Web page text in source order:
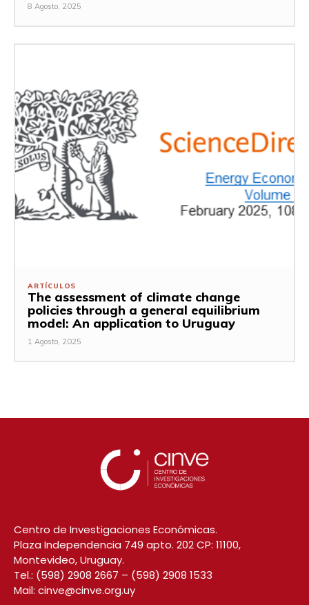
8 Agosto, 2025
ARTÍCULOS
The assessment of climate change
policies through a general equilibrium
model: An application to Uruguay
1 Agosto, 2025
Centro de Investigaciones Económicas.
Plaza Independencia 749 apto. 202 CP: 11100,
Montevideo, Uruguay.
Tel.: (598) 2908 2667 – (598) 2908 1533
Mail: cinve@cinve.org.uy